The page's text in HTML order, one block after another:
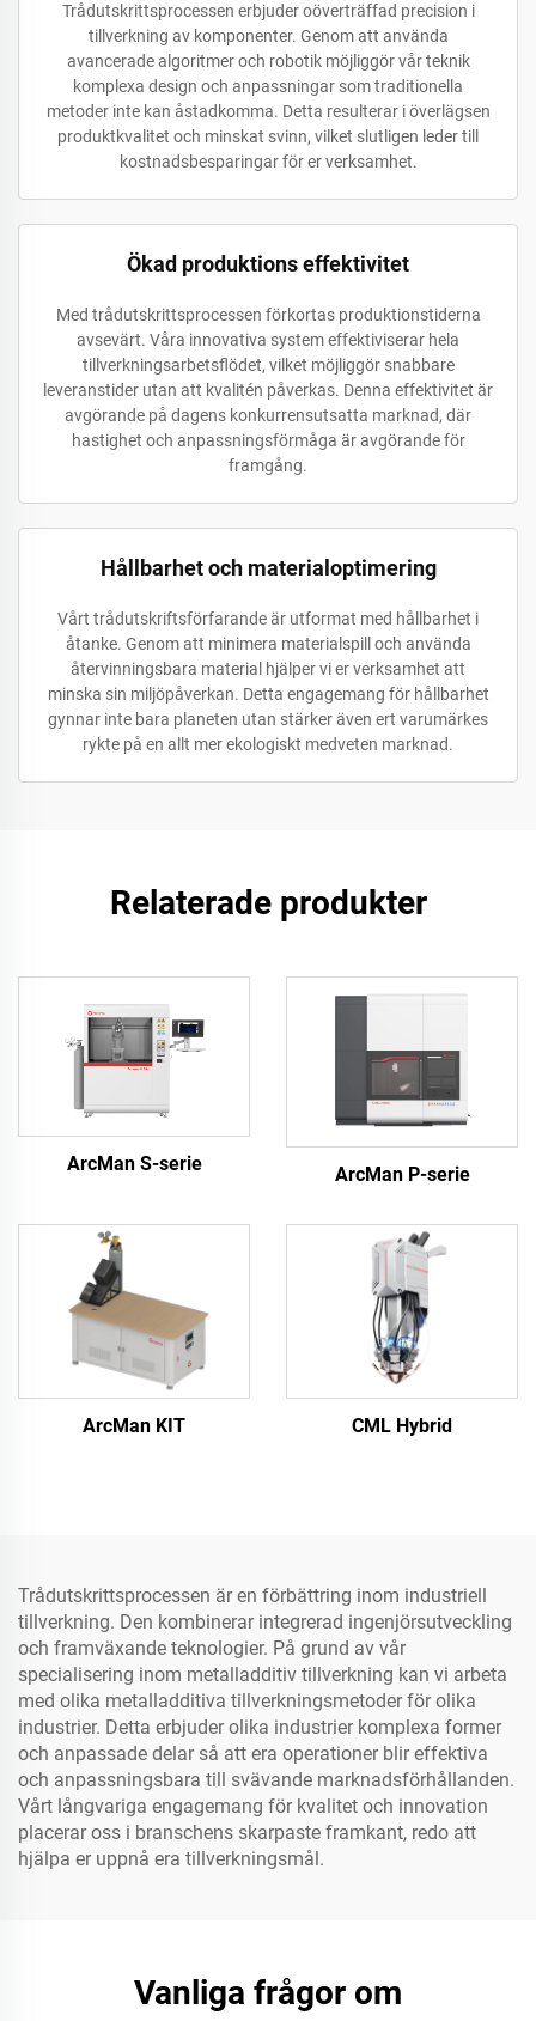
Trådutskrittsprocessen erbjuder oöverträffad precision i
tillverkning av komponenter. Genom att använda
avancerade algoritmer och robotik möjliggör vår teknik
komplexa design och anpassningar som traditionella
metoder inte kan åstadkomma. Detta resulterar i överlägsen
produktkvalitet och minskat svinn, vilket slutligen leder till
kostnadsbesparingar för er verksamhet.
Ökad produktions effektivitet
Med trådutskrittsprocessen förkortas produktionstiderna
avsevärt. Våra innovativa system effektiviserar hela
tillverkningsarbetsflödet, vilket möjliggör snabbare
leveranstider utan att kvalitén påverkas. Denna effektivitet är
avgörande på dagens konkurrensutsatta marknad, där
hastighet och anpassningsförmåga är avgörande för
framgång.
Hållbarhet och materialoptimering
Vårt trådutskriftsförfarande är utformat med hållbarhet i
åtanke. Genom att minimera materialspill och använda
återvinningsbara material hjälper vi er verksamhet att
minska sin miljöpåverkan. Detta engagemang för hållbarhet
gynnar inte bara planeten utan stärker även ert varumärkes
rykte på en allt mer ekologiskt medveten marknad.
Relaterade produkter
ArcMan S-serie ArcMan P-serie
ArcMan KIT CML Hybrid
Trådutskrittsprocessen är en förbättring inom industriell
tillverkning. Den kombinerar integrerad ingenjörsutveckling
och framväxande teknologier. På grund av vår
specialisering inom metalladditiv tillverkning kan vi arbeta
med olika metalladditiva tillverkningsmetoder för olika
industrier. Detta erbjuder olika industrier komplexa former
och anpassade delar så att era operationer blir effektiva
och anpassningsbara till svävande marknadsförhållanden.
Vårt långvariga engagemang för kvalitet och innovation
placerar oss i branschens skarpaste framkant, redo att
hjälpa er uppnå era tillverkningsmål.
Vanliga frågor om